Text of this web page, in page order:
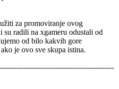
za promoviranje ovog
su radili na xgameru odustali od
od bilo kakvih gore
je ovo sve skupa istina.